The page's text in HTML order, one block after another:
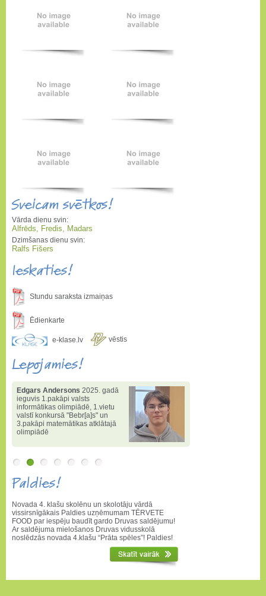
Sveicam svētkos!
Vārda dienu svin:
Alfrēds, Fredis, Madars
Dzimšanas dienu svin:
Ralfs Fišers
Ieskaties!
Stundu saraksta izmaiņas
Ēdienkarte
e-klase.lv vēstis
Lepojamies!
Edgars Andersons 2025. gadā
ieguvis 1.pakāpi valsts
informātikas olimpiādē, 1.vietu
valstī konkursā "Bebr[a]s" un
3.pakāpi matemātikas atklātajā
olimpiādē
Paldies!
Novada 4. klašu skolēnu un skolotāju vārdā
vissirsnīgākais Paldies uzņēmumam TĒRVETE
FOOD par iespēju baudīt gardo Druvas saldējumu!
Ar saldējuma mielošanos Druvas vidusskolā
noslēdzās novada 4.klašu “Prāta spēles”! Paldies!